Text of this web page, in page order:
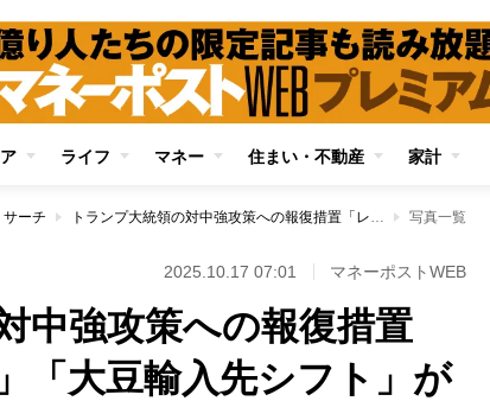
ライフ マネー 住まい・不動産 家計
ーチ トランプ大統領の対中強攻策への報復措置「レアアース規制」「大豆輸入先シフト」が米国に与えるダメージの中身 再燃する米中貿易戦争の行方 写真一覧
2025.10.17 07:01 マネーポストWEB
中強攻策への報復措置
「大豆輸入先シフト」が